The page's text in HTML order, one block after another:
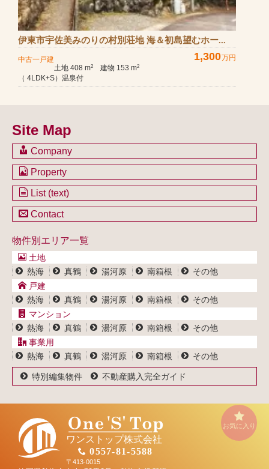
伊東市宇佐美みのりの村別荘地 海＆初島望むホー...
中古一戸建 1,300万円
土地 408 m2 建物 153 m2
（ 4LDK+S）温泉付
Site Map
Company
会社のご案内
不動産を売却したい方
不動産買取システム
Property
土地一覧
マンション一覧
事業用物件一覧
List (text)
土地一覧
マンション一覧
事業用物件一覧
Contact
ブログ
プライバシーポリシー
サイトポリシー
物件別エリア一覧
土地
熱海
真鶴 湯河原 南箱根
その他
戸建
熱海
真鶴 湯河原 南箱根
その他
マンション
熱海
真鶴 湯河原 南箱根
その他
事業用
熱海
真鶴 湯河原 南箱根 その他
特別編集物件 不動産購入完全ガイド
お気に入り
ワンストップ株式会社
0557-81-5588
〒413-0015